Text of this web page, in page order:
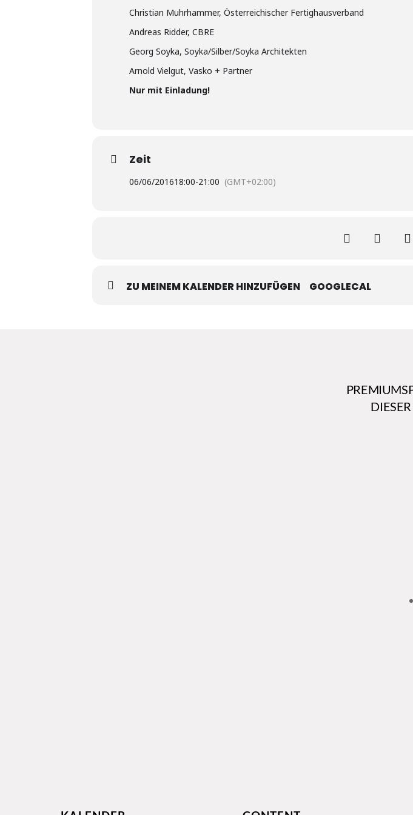
Christian Muhrhammer, Österreichischer Fertighausverband
Andreas Ridder, CBRE
Georg Soyka, Soyka/Silber/Soyka Architekten
Arnold Vielgut, Vasko + Partner
Nur mit Einladung!
Zeit
06/06/201618:00-21:00 (GMT+02:00)
ZU MEINEM KALENDER HINZUFÜGEN GOOGLECAL